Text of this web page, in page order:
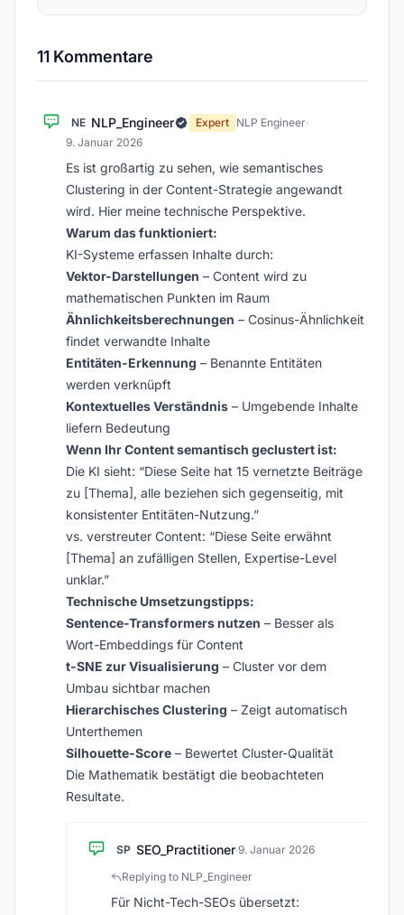
11 Kommentare
NE NLP_Engineer Expert NLP Engineer·
9. Januar 2026
Es ist großartig zu sehen, wie semantisches
Clustering in der Content-Strategie angewandt
wird. Hier meine technische Perspektive.
Warum das funktioniert:
KI-Systeme erfassen Inhalte durch:
Vektor-Darstellungen – Content wird zu
mathematischen Punkten im Raum
Ähnlichkeitsberechnungen – Cosinus-Ähnlichkeit
findet verwandte Inhalte
Entitäten-Erkennung – Benannte Entitäten
werden verknüpft
Kontextuelles Verständnis – Umgebende Inhalte
liefern Bedeutung
Wenn Ihr Content semantisch geclustert ist:
Die KI sieht: “Diese Seite hat 15 vernetzte Beiträge
zu [Thema], alle beziehen sich gegenseitig, mit
konsistenter Entitäten-Nutzung.”
vs. verstreuter Content: “Diese Seite erwähnt
[Thema] an zufälligen Stellen, Expertise-Level
unklar.”
Technische Umsetzungstipps:
Sentence-Transformers nutzen – Besser als
Wort-Embeddings für Content
t-SNE zur Visualisierung – Cluster vor dem
Umbau sichtbar machen
Hierarchisches Clustering – Zeigt automatisch
Unterthemen
Silhouette-Score – Bewertet Cluster-Qualität
Die Mathematik bestätigt die beobachteten
Resultate.
SP SEO_Practitioner·9. Januar 2026
Replying to NLP_Engineer
Für Nicht-Tech-SEOs übersetzt: